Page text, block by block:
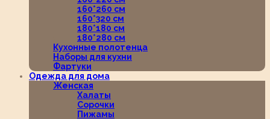
160*260 см
160*320 см
180*180 см
180*280 см
Кухонные полотенца
Наборы для кухни
Фартуки
Одежда для дома
Женская
Халаты
Сорочки
Пижамы